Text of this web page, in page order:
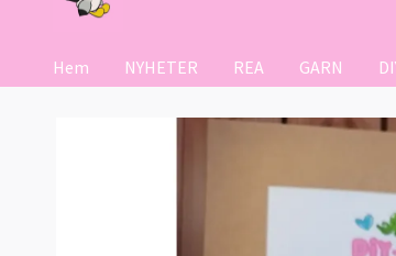
Hem NYHETER REA GARN